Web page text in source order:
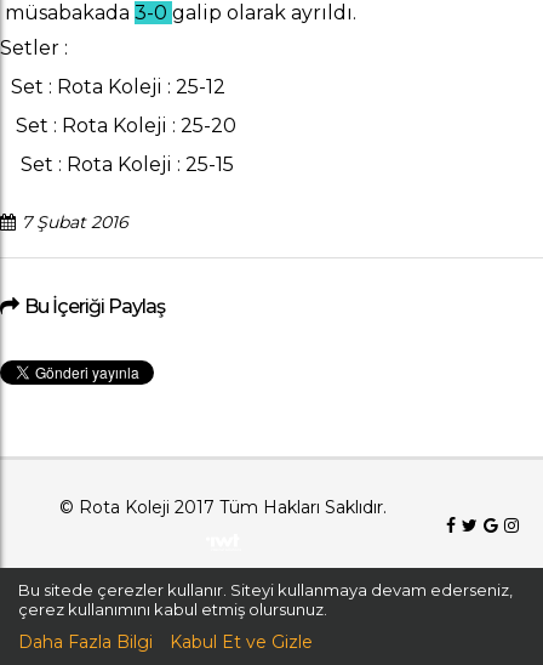
müsabakada 3-0 galip olarak ayrıldı.
Setler :
Set : Rota Koleji : 25-12
Set : Rota Koleji : 25-20
Set : Rota Koleji : 25-15
7 Şubat 2016
Bu İçeriği Paylaş
© Rota Koleji 2017 Tüm Hakları Saklıdır.
Bu sitede çerezler kullanır. Siteyi kullanmaya devam ederseniz,
çerez kullanımını kabul etmiş olursunuz.
Daha Fazla Bilgi Kabul Et ve Gizle